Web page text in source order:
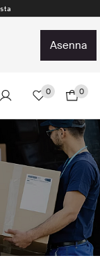
asenna
0 0